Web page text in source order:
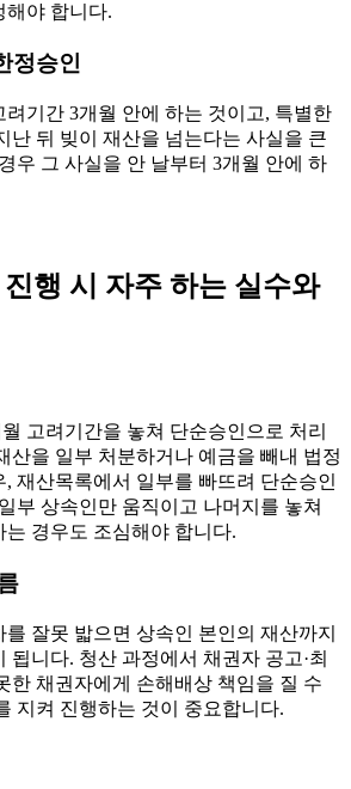
해야 합니다.
정승인
려기간 3개월 안에 하는 것이고, 특별한
난 뒤 빚이 재산을 넘는다는 사실을 큰
우 그 사실을 안 날부터 3개월 안에 하
행 시 자주 하는 실수와
고려기간을 놓쳐 단순승인으로 처리
산을 일부 처분하거나 예금을 빼내 법정
재산목록에서 일부를 빠뜨려 단순승인
부 상속인만 움직이고 나머지를 놓쳐
경우도 조심해야 합니다.
잘못 밟으면 상속인 본인의 재산까지
됩니다. 청산 과정에서 채권자 공고·최
한 채권자에게 손해배상 책임을 질 수
지켜 진행하는 것이 중요합니다.